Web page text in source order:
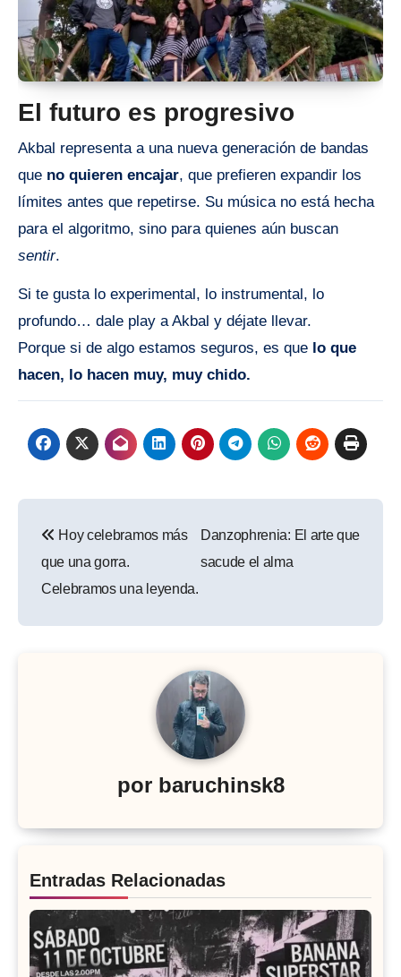
El futuro es progresivo
Akbal representa a una nueva generación de bandas
que no quieren encajar, que prefieren expandir los
límites antes que repetirse. Su música no está hecha
para el algoritmo, sino para quienes aún buscan
sentir.
Si te gusta lo experimental, lo instrumental, lo
profundo… dale play a Akbal y déjate llevar.
Porque si de algo estamos seguros, es que lo que
hacen, lo hacen muy, muy chido.
de
entradas
Hoy celebramos más
que una gorra.
Celebramos una leyenda.
Danzophrenia: El arte que
sacude el alma
por baruchinsk8
Entradas Relacionadas